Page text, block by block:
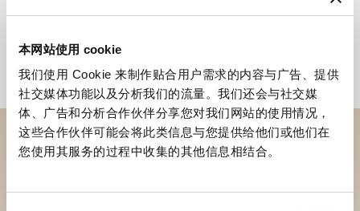
本网站使用 cookie
我们使用 Cookie 来制作贴合用户需求的内容与广告、提供
社交媒体功能以及分析我们的流量。我们还会与社交媒
体、广告和分析合作伙伴分享您对我们网站的使用情况，
这些合作伙伴可能会将此类信息与您提供给他们或他们在
您使用其服务的过程中收集的其他信息相结合。
到访精品店探索品牌系列
寻找精品店